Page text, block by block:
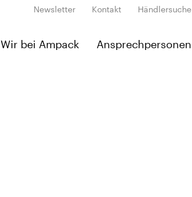
Newsletter Kontakt Händlersuche
Wir bei Ampack Ansprechpersonen